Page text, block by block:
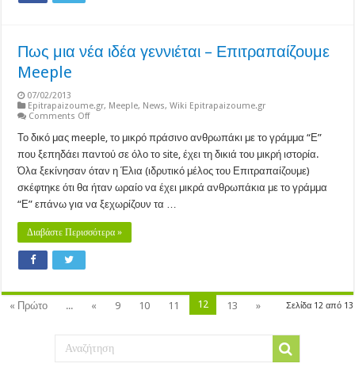
Πως μια νέα ιδέα γεννιέται – Επιτραπαίζουμε
Meeple
07/02/2013
Epitrapaizoume.gr, Meeple, News,Wiki Epitrapaizoume.gr
Comments Offon
μια
νέα
ιδέα
γεννιέται
–
Επιτραπαίζουμε
Το δικό μας meeple, το μικρό πράσινο ανθρωπάκι με το γράμμα “Ε”
που ξεπηδάει παντού σε όλο το site, έχει τη δικιά του μικρή ιστορία.
Όλα ξεκίνησαν όταν η Έλια (ιδρυτικό μέλος του Επιτραπαίζουμε)
σκέφτηκε ότι θα ήταν ωραίο να έχει μικρά ανθρωπάκια με το γράμμα
“Ε” επάνω για να ξεχωρίζουν τα …
Διαβάστε Περισσότερα »
Σελίδα 12 από 13
« Πρώτο ... « 9 10 11 12 13 »